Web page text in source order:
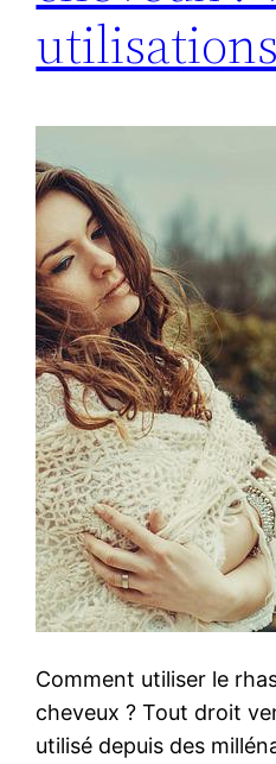
utilisations
Comment utiliser le
cheveux ? Tout droit
utilisé depuis des